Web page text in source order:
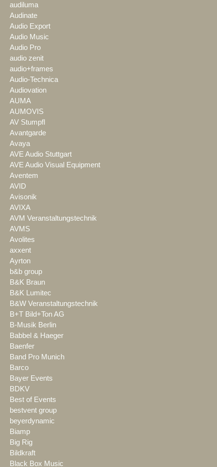
audiluma
Audinate
Audio Export
Audio Music
Audio Pro
audio zenit
audio+frames
Audio-Technica
Audiovation
AUMA
AUMOVIS
AV Stumpfl
Avantgarde
Avaya
AVE Audio Stuttgart
AVE Audio Visual Equipment
Aventem
AVID
Avisonik
AVIXA
AVM Veranstaltungstechnik
AVMS
Avolites
axxent
Ayrton
b&b group
B&K Braun
B&K Lumitec
B&W Veranstaltungstechnik
B+T Bild+Ton AG
B-Musik Berlin
Babbel & Haeger
Baenfer
Band Pro Munich
Barco
Bayer Events
BDKV
Best of Events
bestvent group
beyerdynamic
Biamp
Big Rig
Bildkraft
Black Box Music